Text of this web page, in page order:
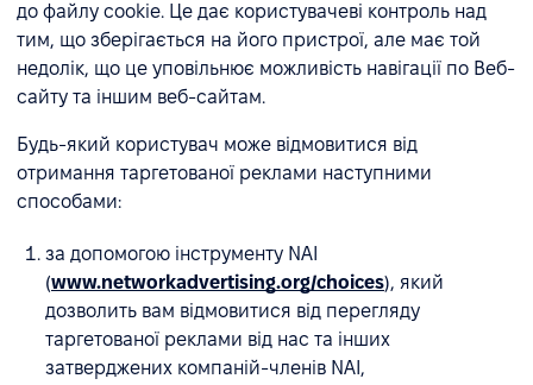
до файлу cookie. Це дає користувачеві контроль над
тим, що зберігається на його пристрої, але має той
недолік, що це уповільнює можливість навігації по Веб-
сайту та іншим веб-сайтам.
Будь-який користувач може відмовитися від
отримання таргетованої реклами наступними
способами:
за допомогою інструменту NAI
(www.networkadvertising.org/choices), який
дозволить вам відмовитися від перегляду
таргетованої реклами від нас та інших
затверджених компаній-членів NAI,